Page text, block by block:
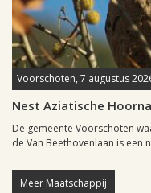
Voorschoten, 7 augustus
Nest Aziatische
De gemeente Voorschoten
de Van Beethovenlaan is een
Meer Maatschappij